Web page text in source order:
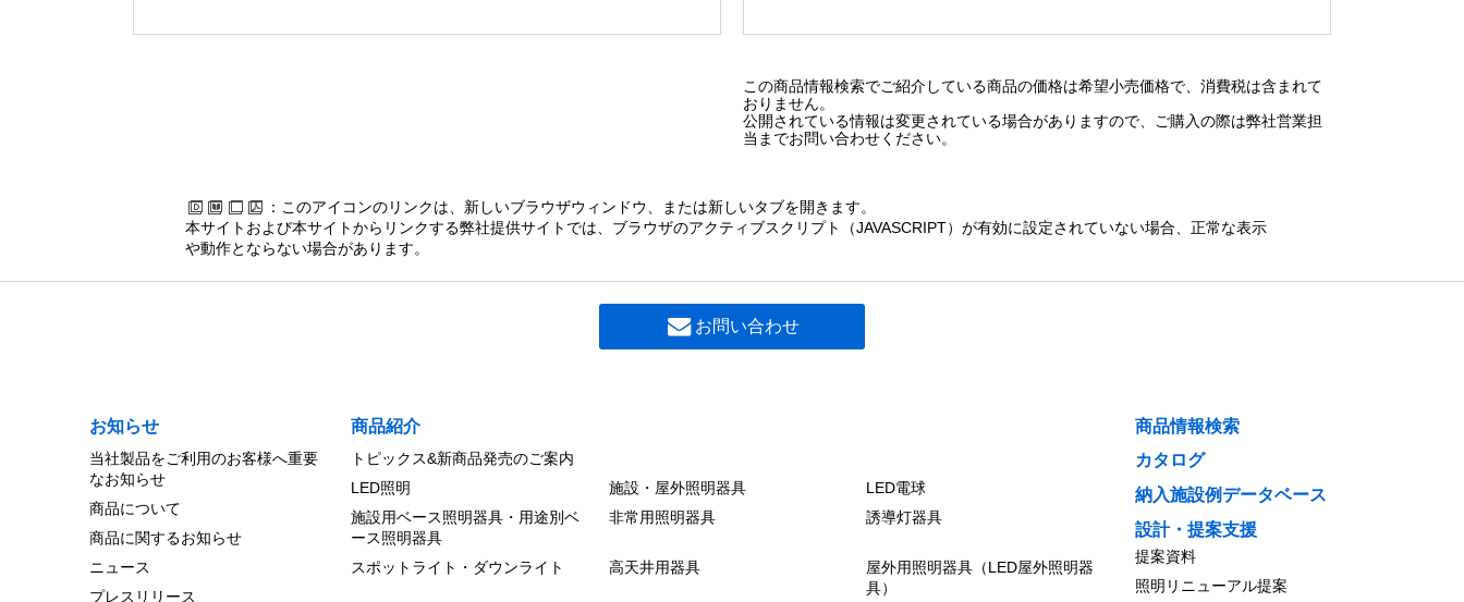
この商品情報検索でご紹介している商品の価格は希望小売価格で、消費税は含まれて
おりません。
公開されている情報は変更されている場合がありますので、ご購入の際は弊社営業担
当までお問い合わせください。
：このアイコンのリンクは、新しいブラウザウィンドウ、または新しいタブを開きます。
本サイトおよび本サイトからリンクする弊社提供サイトでは、ブラウザのアクティブスクリプト（JAVASCRIPT）が有効に設定されていない場合、正常な表示
や動作とならない場合があります。
お問い合わせ
お知らせ
当社製品をご利用のお客様へ重要
なお知らせ
商品について
商品に関するお知らせ
ニュース
プレスリリース
商品紹介
トピックス&新商品発売のご案内
LED照明
施設・屋外照明器具
LED電球
施設用ベース照明器具・用途別ベ
ース照明器具
非常用照明器具 誘導灯器具
スポットライト・ダウンライト 高天井用器具
屋外用照明器具（LED屋外照明器
具）
商品情報検索
カタログ
納入施設例データベース
設計・提案支援
提案資料
照明リニューアル提案